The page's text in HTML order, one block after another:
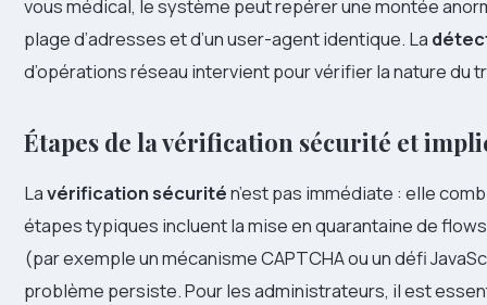
vous médical, le système peut repérer une montée
plage d’adresses et d’un user-agent identique. La
d’opérations réseau intervient pour vérifier la nature du
Étapes de la vérification sécurité et
Lavérification sécuritén’est pas immédiate : elle
étapes typiques incluent la mise en quarantaine de
(par exemple un mécanisme CAPTCHA ou un défi
problème persiste. Pour les administrateurs, il est